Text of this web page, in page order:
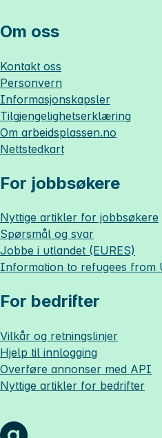
Om oss
Kontakt oss
Personvern
Informasjonskapsler
Tilgjengelighetserklæring
Om arbeidsplassen.no
Nettstedkart
For jobbsøkere
Nyttige artikler for jobbsøkere
Spørsmål og svar
Jobbe i utlandet (EURES)
Information to refugees from
For bedrifter
Vilkår og retningslinjer
Hjelp til innlogging
Overføre annonser med API
Nyttige artikler for bedrifter